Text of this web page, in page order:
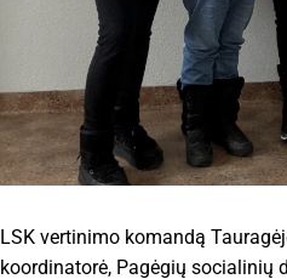
LSK vertinimo komandą
koordinatorė, Pagėgių socialinių